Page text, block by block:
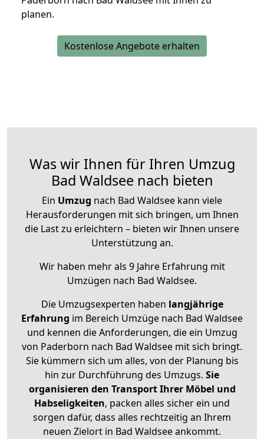
planen.
Kostenlose Angebote erhalten
Was wir Ihnen für Ihren Umzug
Bad Waldsee nach bieten
Ein Umzug nach Bad Waldsee kann viele
Herausforderungen mit sich bringen, um Ihnen
die Last zu erleichtern – bieten wir Ihnen unsere
Unterstützung an.
Wir haben mehr als 9 Jahre Erfahrung mit
Umzügen nach Bad Waldsee.
Die Umzugsexperten haben langjährige
Erfahrung im Bereich Umzüge nach Bad Waldsee
und kennen die Anforderungen, die ein Umzug
von Paderborn nach Bad Waldsee mit sich bringt.
Sie kümmern sich um alles, von der Planung bis
hin zur Durchführung des Umzugs. Sie
organisieren den Transport Ihrer Möbel und
Habseligkeiten, packen alles sicher ein und
sorgen dafür, dass alles rechtzeitig an Ihrem
neuen Zielort in Bad Waldsee ankommt.